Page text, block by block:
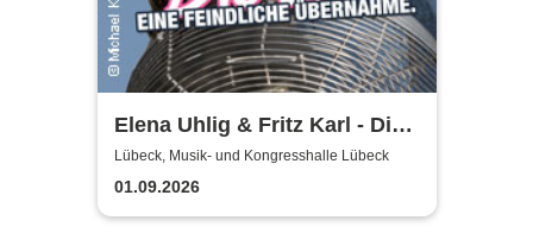
Elena Uhlig & Fritz Karl - Die
Ehe - eine feindliche
Übernahme
Lübeck, Musik- und Kongresshalle Lübeck
01.09.2026